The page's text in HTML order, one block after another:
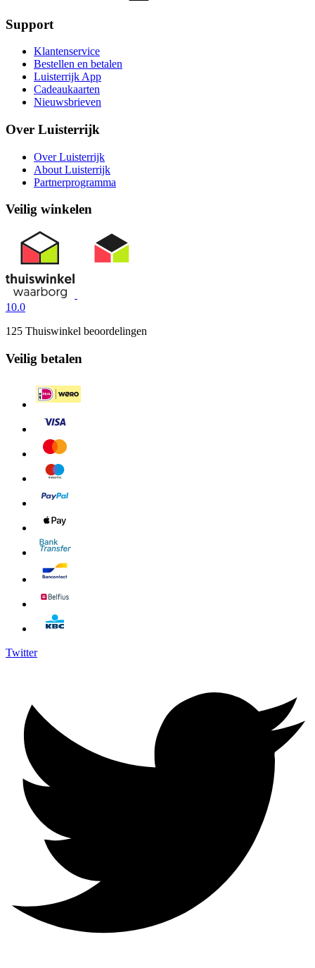
Support
Klantenservice
Bestellen en betalen
Luisterrijk App
Cadeaukaarten
Nieuwsbrieven
Over Luisterrijk
Over Luisterrijk
About Luisterrijk
Partnerprogramma
Veilig winkelen
10.0
125 Thuiswinkel beoordelingen
Veilig betalen
Twitter